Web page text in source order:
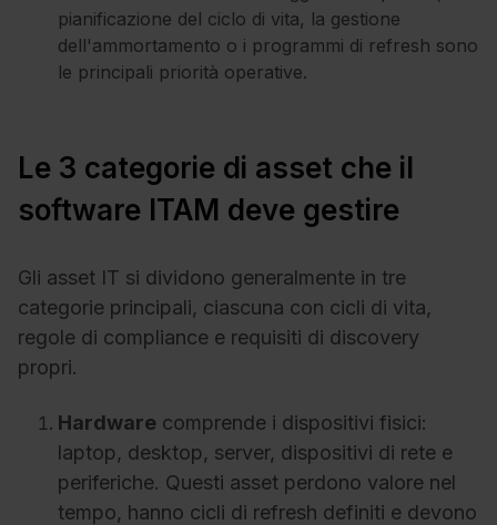
pianificazione del ciclo di vita, la gestione
dell'ammortamento o i programmi di refresh sono
le principali priorità operative.
Le 3 categorie di asset che il
software ITAM deve gestire
Gli asset IT si dividono generalmente in tre
categorie principali, ciascuna con cicli di vita,
regole di compliance e requisiti di discovery
propri.
Hardware comprende i dispositivi fisici:
laptop, desktop, server, dispositivi di rete e
periferiche. Questi asset perdono valore nel
tempo, hanno cicli di refresh definiti e devono